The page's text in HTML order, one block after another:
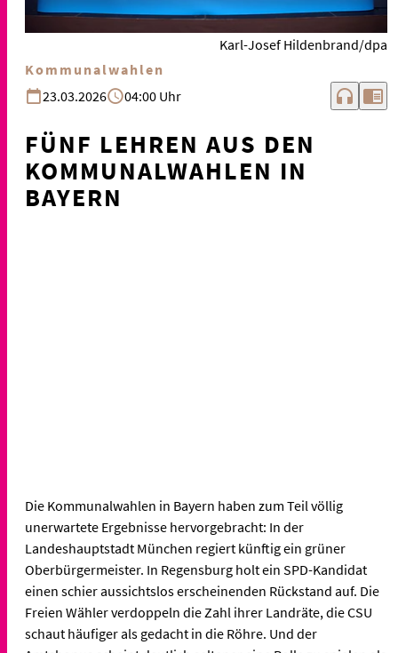
Karl-Josef Hildenbrand/dpa
Kommunalwahlen
23.03.2026
04:00 Uhr headphones chrome_reader_mode
FÜNF LEHREN AUS DEN
KOMMUNALWAHLEN IN
BAYERN
Die Kommunalwahlen in Bayern haben zum Teil völlig
unerwartete Ergebnisse hervorgebracht: In der
Landeshauptstadt München regiert künftig ein grüner
Oberbürgermeister. In Regensburg holt ein SPD-Kandidat
einen schier aussichtslos erscheinenden Rückstand auf. Die
Freien Wähler verdoppeln die Zahl ihrer Landräte, die CSU
schaut häufiger als gedacht in die Röhre. Und der